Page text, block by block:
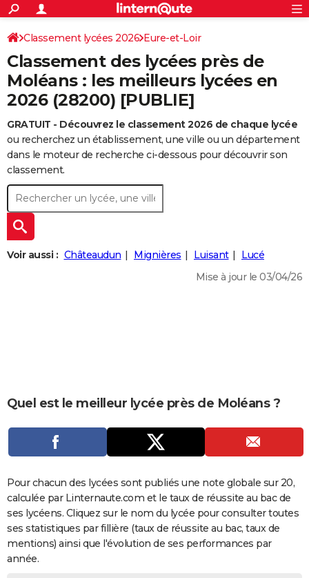
ACTUALITÉS
Politique
Société
Faits Divers
Education
Monde
Villes
+
SPORT
Coupe du monde 2026
Football
Tennis
Cyclisme
Rugby
Forum
CULTURE
Programme TV
TNT
Streaming
Cinéma
Sorties cinéma
Musique
+
FINANCE
Retraite
Impôts
Epargne
Immobilier
Risques naturels par ville
Banque
Assurance
Crédit
AUTO
Essais
Réserver un essai
Citadines
Berlines
SUV
Forum auto
+
HIGH-TECH
BRICOLAGE
Forum
Aménagement intérieur
Extérieur
Cuisine
Salle de bains
Jardinage
Rangement
+WEEK-END
Guides de France
Escapades
Patrimoine
Expositions
Musées
Week-end nature
+
LIFESTYLE
CARTE DE VOEUX
Carte de Noël
Carte Bonne année
Carte Saint-Valentin
Carte Pâques
Carte d'anniversaire
DICTIONNAIRE
COPAINS D'AVANT
S'inscrire
Se connecter
Lycées
Collèges
Primaires
Universités
Entreprises
Service militaire
Avis de recherche
AVIS DE DÉCÈS
FORUM
S'inscrire
Connexion
Classement lycées 2026 Eure-et-Loir
Classement des lycées près de
Moléans : les meilleurs lycées en
2026 (28200) [PUBLIE]
GRATUIT - Découvrez le classement 2026 de chaque lycée
ou recherchez un établissement, une ville ou un département
dans le moteur de recherche ci-dessous pour découvrir son
classement.
Voir aussi : Châteaudun Mignières Luisant
Lucé
Mise à jour le 03/04/26
Quel est le meilleur lycée près de Moléans ?
Pour chacun des lycées sont publiés une note globale sur 20,
calculée par Linternaute.com et le taux de réussite au bac de
ses lycéens. Cliquez sur le nom du lycée pour consulter toutes
ses statistiques par fillière (taux de réussite au bac, taux de
mentions) ainsi que l'évolution de ses performances par
année.